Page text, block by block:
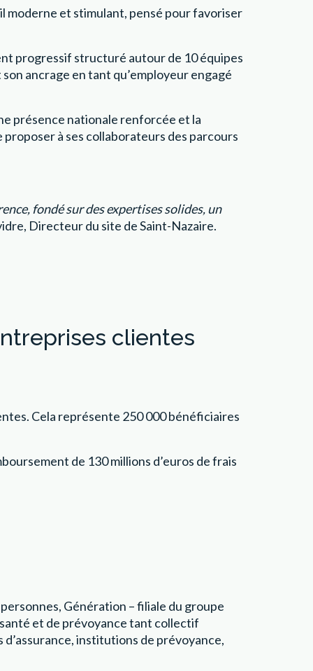
moderne et stimulant, pensé pour favoriser
progressif structuré autour de 10 équipes
ancrage en tant qu’employeur engagé
présence nationale renforcée et la
à ses collaborateurs des parcours
fondé sur des expertises solides, un
Directeur du site de Saint-Nazaire.
clientes
Cela représente 250 000 bénéficiaires
de 130 millions d’euros de frais
Génération – filiale du groupe
et de prévoyance tant collectif
institutions de prévoyance,